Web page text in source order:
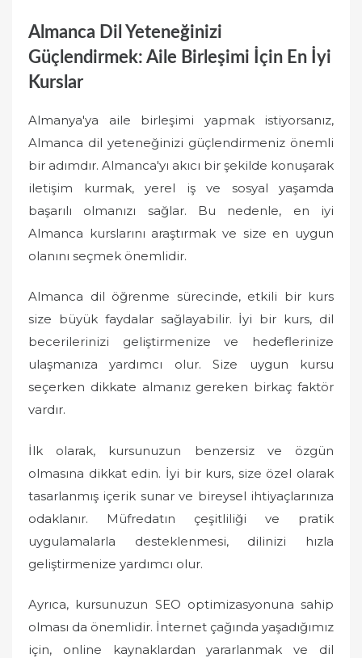
Almanca Dil Yeteneğinizi
Güçlendirmek: Aile Birleşimi İçin En İyi
Kurslar
Almanya'ya aile birleşimi yapmak istiyorsanız,
Almanca dil yeteneğinizi güçlendirmeniz önemli
bir adımdır. Almanca'yı akıcı bir şekilde konuşarak
iletişim kurmak, yerel iş ve sosyal yaşamda
başarılı olmanızı sağlar. Bu nedenle, en iyi
Almanca kurslarını araştırmak ve size en uygun
olanını seçmek önemlidir.
Almanca dil öğrenme sürecinde, etkili bir kurs
size büyük faydalar sağlayabilir. İyi bir kurs, dil
becerilerinizi geliştirmenize ve hedeflerinize
ulaşmanıza yardımcı olur. Size uygun kursu
seçerken dikkate almanız gereken birkaç faktör
vardır.
İlk olarak, kursunuzun benzersiz ve özgün
olmasına dikkat edin. İyi bir kurs, size özel olarak
tasarlanmış içerik sunar ve bireysel ihtiyaçlarınıza
odaklanır. Müfredatın çeşitliliği ve pratik
uygulamalarla desteklenmesi, dilinizi hızla
geliştirmenize yardımcı olur.
Ayrıca, kursunuzun SEO optimizasyonuna sahip
olması da önemlidir. İnternet çağında yaşadığımız
için, online kaynaklardan yararlanmak ve dil